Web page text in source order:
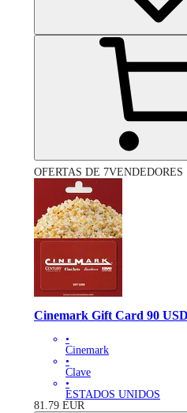
OFERTAS DE 7VENDEDORES
Cinemark Gift Card 90 USD
•
Cinemark
•
Clave
•
ESTADOS UNIDOS
81.79 EUR